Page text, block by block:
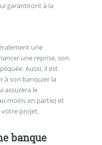
garantiront à la
une
une reprise, son
Aussi, il est
à son banquier la
assurera le
moins en partie) et
projet.
banque